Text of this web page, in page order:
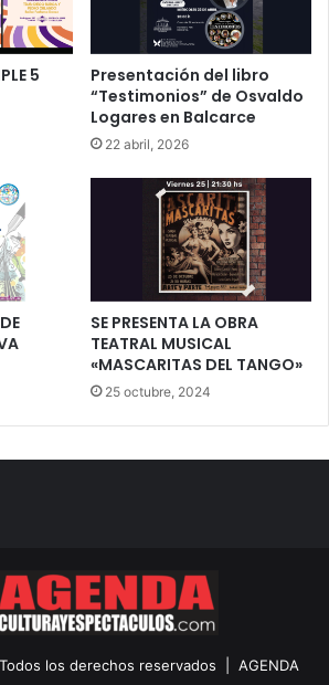
5
Presentación del libro
“Testimonios” de Osvaldo
Logares en Balcarce
22 abril, 2026
SE PRESENTA LA OBRA
TEATRAL MUSICAL
«MASCARITAS DEL TANGO»
25 octubre, 2024
los derechos reservados | AGENDA